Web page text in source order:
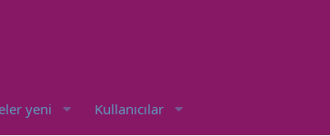
yeni Kullanıcılar